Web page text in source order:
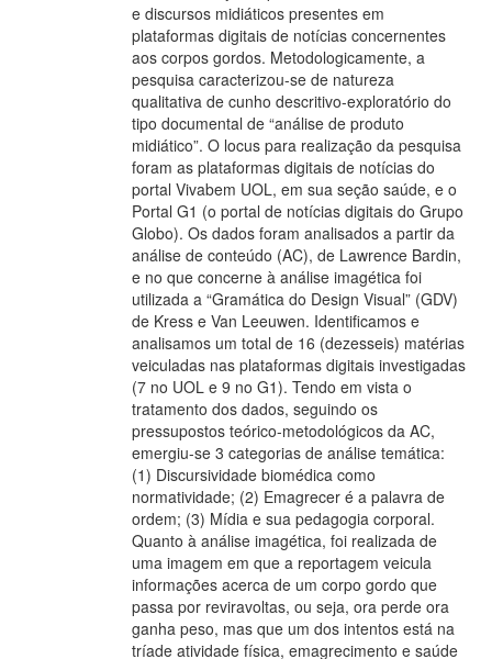
e discursos midiáticos presentes em
plataformas digitais de notícias concernentes
aos corpos gordos. Metodologicamente, a
pesquisa caracterizou-se de natureza
qualitativa de cunho descritivo-exploratório do
tipo documental de “análise de produto
midiático”. O locus para realização da pesquisa
foram as plataformas digitais de notícias do
portal Vivabem UOL, em sua seção saúde, e o
Portal G1 (o portal de notícias digitais do Grupo
Globo). Os dados foram analisados a partir da
análise de conteúdo (AC), de Lawrence Bardin,
e no que concerne à análise imagética foi
utilizada a “Gramática do Design Visual” (GDV)
de Kress e Van Leeuwen. Identificamos e
analisamos um total de 16 (dezesseis) matérias
veiculadas nas plataformas digitais investigadas
(7 no UOL e 9 no G1). Tendo em vista o
tratamento dos dados, seguindo os
pressupostos teórico-metodológicos da AC,
emergiu-se 3 categorias de análise temática:
(1) Discursividade biomédica como
normatividade; (2) Emagrecer é a palavra de
ordem; (3) Mídia e sua pedagogia corporal.
Quanto à análise imagética, foi realizada de
uma imagem em que a reportagem veicula
informações acerca de um corpo gordo que
passa por reviravoltas, ou seja, ora perde ora
ganha peso, mas que um dos intentos está na
tríade atividade física, emagrecimento e saúde